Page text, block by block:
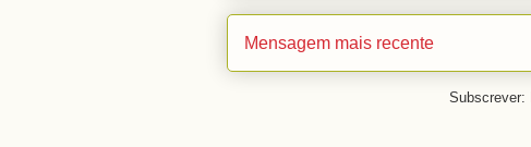
Mensagem mais recente
Subscrever: